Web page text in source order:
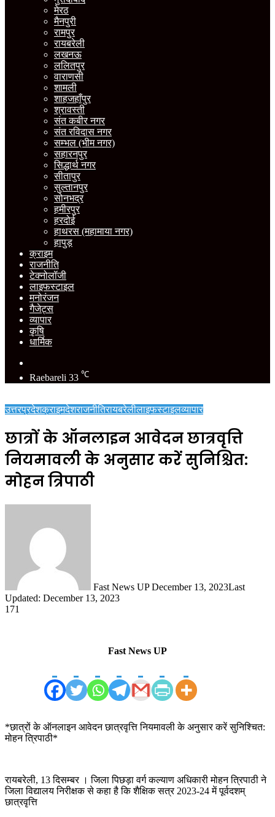
मेरठ
मैनपुरी
रामपुर
रायबरेली
लखनऊ
ललितपुर
वाराणसी
शामली
शाहजहाँपुर
श्रावस्ती
संत कबीर नगर
संत रविदास नगर
सम्भल (भीम नगर)
सहारनपुर
सिद्धार्थ नगर
सीतापुर
सुल्तानपुर
सोनभद्र
हमीरपुर
हरदोई
हाथरस (महामाया नगर)
हापुड़
क्राइम
राजनीति
टेक्नोलॉजी
लाइफस्टाइल
मनोरंजन
गैजेट्स
व्यापार
कृषि
धार्मिक
skin
Raebareli 33 ℃
उत्तरप्रदेशक्राइमदेशराजनीतिरायबरेलीलाइफस्टाइलव्यापार
छात्रों के ऑनलाइन आवेदन छात्रवृत्ति
नियमावली के अनुसार करें सुनिश्चित:
मोहन त्रिपाठी
Fast News UP December 13, 2023Last
Updated: December 13, 2023
171
Fast News UP
*छात्रों के ऑनलाइन आवेदन छात्रवृत्ति नियमावली के अनुसार करें सुनिश्चित:
मोहन त्रिपाठी*
रायबरेली, 13 दिसम्बर । जिला पिछड़ा वर्ग कल्याण अधिकारी मोहन त्रिपाठी ने
जिला विद्यालय निरीक्षक से कहा है कि शैक्षिक सत्र 2023-24 में पूर्वदशम्
छात्रवृत्ति